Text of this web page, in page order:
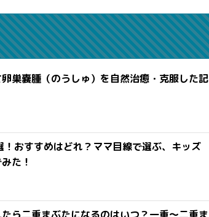
巣嚢腫（のうしゅ）を自然治癒・克服した記
おすすめはどれ？ママ目線で選ぶ、キッズ
た！